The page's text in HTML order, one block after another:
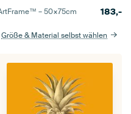
–50×75cm 183,-
Größe & Material selbst wählen